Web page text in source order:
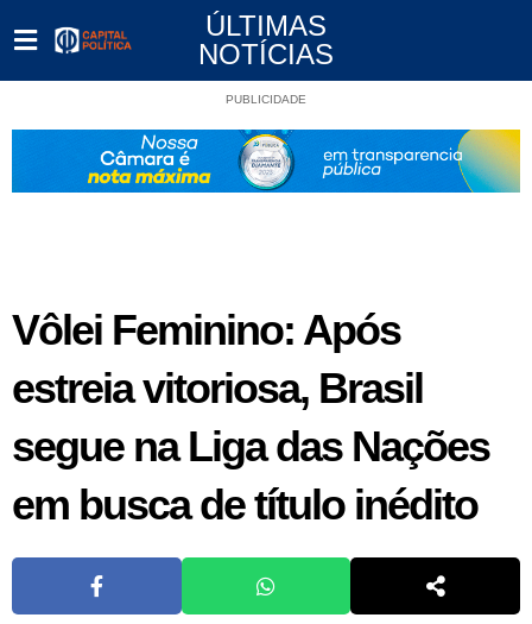
ÚLTIMAS
NOTÍCIAS
PUBLICIDADE
Vôlei Feminino: Após
estreia vitoriosa, Brasil
segue na Liga das Nações
em busca de título inédito